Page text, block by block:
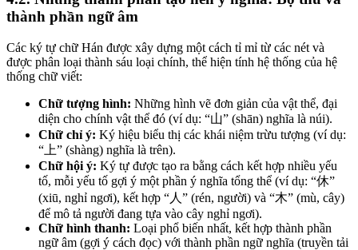
thành phần ngữ âm
Các ký tự chữ Hán được xây dựng một cách tỉ mỉ từ các nét và
được phân loại thành sáu loại chính, thể hiện tính hệ thống của hệ
thống chữ viết:
Chữ tượng hình: Những hình vẽ đơn giản của vật thể, đại
diện cho chính vật thể đó (ví dụ: “山” (shān) nghĩa là núi).
Chữ chỉ ý: Ký hiệu biểu thị các khái niệm trừu tượng (ví dụ:
“上” (shàng) nghĩa là trên).
Chữ hội ý: Ký tự được tạo ra bằng cách kết hợp nhiều yếu
tố, mỗi yếu tố gợi ý một phần ý nghĩa tổng thể (ví dụ: “休”
(xiū, nghỉ ngơi), kết hợp “人” (rén, người) và “木” (mù, cây)
để mô tả người đang tựa vào cây nghỉ ngơi).
Chữ hình thanh: Loại phổ biến nhất, kết hợp thành phần
ngữ âm (gợi ý cách đọc) với thành phần ngữ nghĩa (truyền tải